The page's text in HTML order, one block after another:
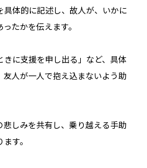
具体的に記述し、故人が、いかに
たかを伝えます。
きに支援を申し出る」など、具体
友人が一人で抱え込まないよう助
悲しみを共有し、乗り越える手助
す。